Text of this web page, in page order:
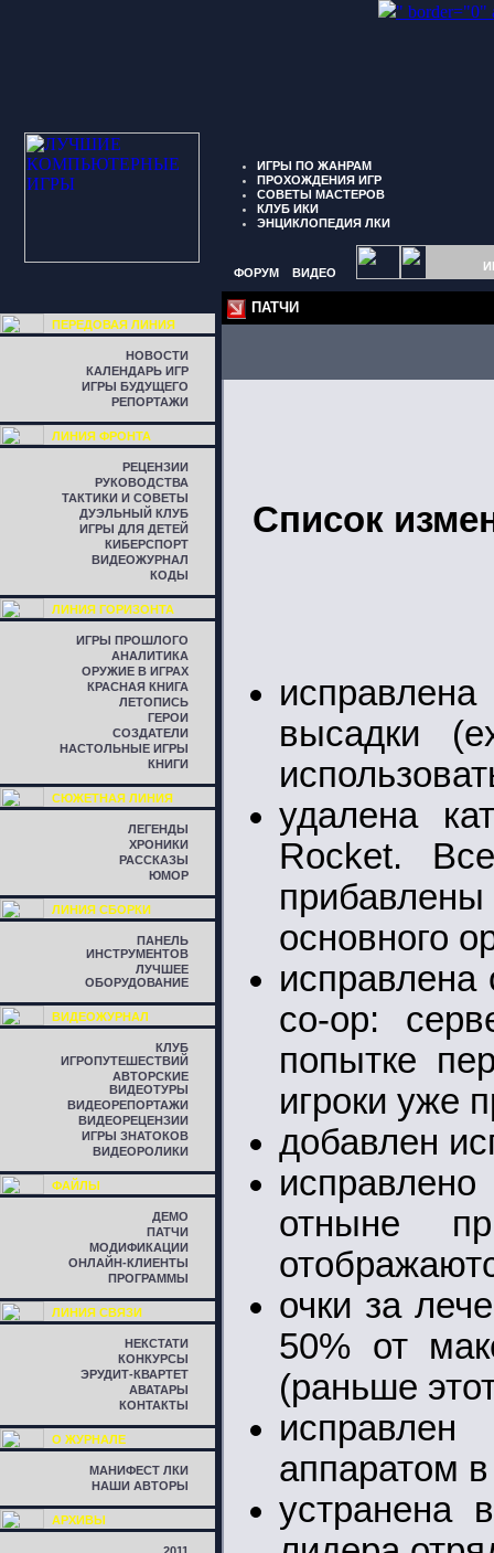
" border="0"
ИГРЫ ПО ЖАНРАМ
ПРОХОЖДЕНИЯ ИГР
СОВЕТЫ МАСТЕРОВ
КЛУБ ИКИ
ЭНЦИКЛОПЕДИЯ ЛКИ
ФОРУМ ВИДЕО
ПЕРЕДОВАЯ ЛИНИЯ
НОВОСТИ
КАЛЕНДАРЬ ИГР
ИГРЫ БУДУЩЕГО
РЕПОРТАЖИ
ЛИНИЯ ФРОНТА
РЕЦЕНЗИИ
РУКОВОДСТВА
ТАКТИКИ И СОВЕТЫ
ДУЭЛЬНЫЙ КЛУБ
ИГРЫ ДЛЯ ДЕТЕЙ
КИБЕРСПОРТ
ВИДЕОЖУРНАЛ
КОДЫ
ЛИНИЯ ГОРИЗОНТА
ИГРЫ ПРОШЛОГО
АНАЛИТИКА
ОРУЖИЕ В ИГРАХ
КРАСНАЯ КНИГА
ЛЕТОПИСЬ
ГЕРОИ
СОЗДАТЕЛИ
НАСТОЛЬНЫЕ ИГРЫ
КНИГИ
СЮЖЕТНАЯ ЛИНИЯ
ЛЕГЕНДЫ
ХРОНИКИ
РАССКАЗЫ
ЮМОР
ЛИНИЯ СБОРКИ
ПАНЕЛЬ
ИНСТРУМЕНТОВ
ЛУЧШЕЕ
ОБОРУДОВАНИЕ
ВИДЕОЖУРНАЛ
КЛУБ
ИГРОПУТЕШЕСТВИЙ
АВТОРСКИЕ
ВИДЕОТУРЫ
ВИДЕОРЕПОРТАЖИ
ВИДЕОРЕЦЕНЗИИ
ИГРЫ ЗНАТОКОВ
ВИДЕОРОЛИКИ
ФАЙЛЫ
ДЕМО
ПАТЧИ
МОДИФИКАЦИИ
ОНЛАЙН-КЛИЕНТЫ
ПРОГРАММЫ
ЛИНИЯ СВЯЗИ
НЕКСТАТИ
КОНКУРСЫ
ЭРУДИТ-КВАРТЕТ
АВАТАРЫ
КОНТАКТЫ
О ЖУРНАЛЕ
МАНИФЕСТ ЛКИ
НАШИ АВТОРЫ
АРХИВЫ
ПАТЧИ
Список
высадки
удалена
Rocket.
основного
co-op:
попытке
игроки уже
добавлен
отныне
очки за
50% от
(раньше
аппаратом
устранена